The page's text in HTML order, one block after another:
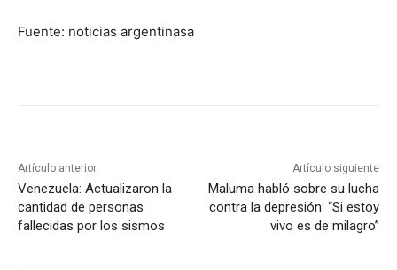
Fuente: noticias argentinasa
Artículo anterior
Venezuela: Actualizaron la
cantidad de personas
fallecidas por los sismos
Artículo siguiente
Maluma habló sobre su lucha
contra la depresión: “Si estoy
vivo es de milagro”